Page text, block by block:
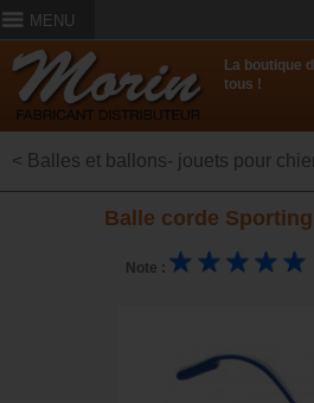
MENU
La boutique
tous !
< Balles et ballons- jouets pour
Balle corde
Note :